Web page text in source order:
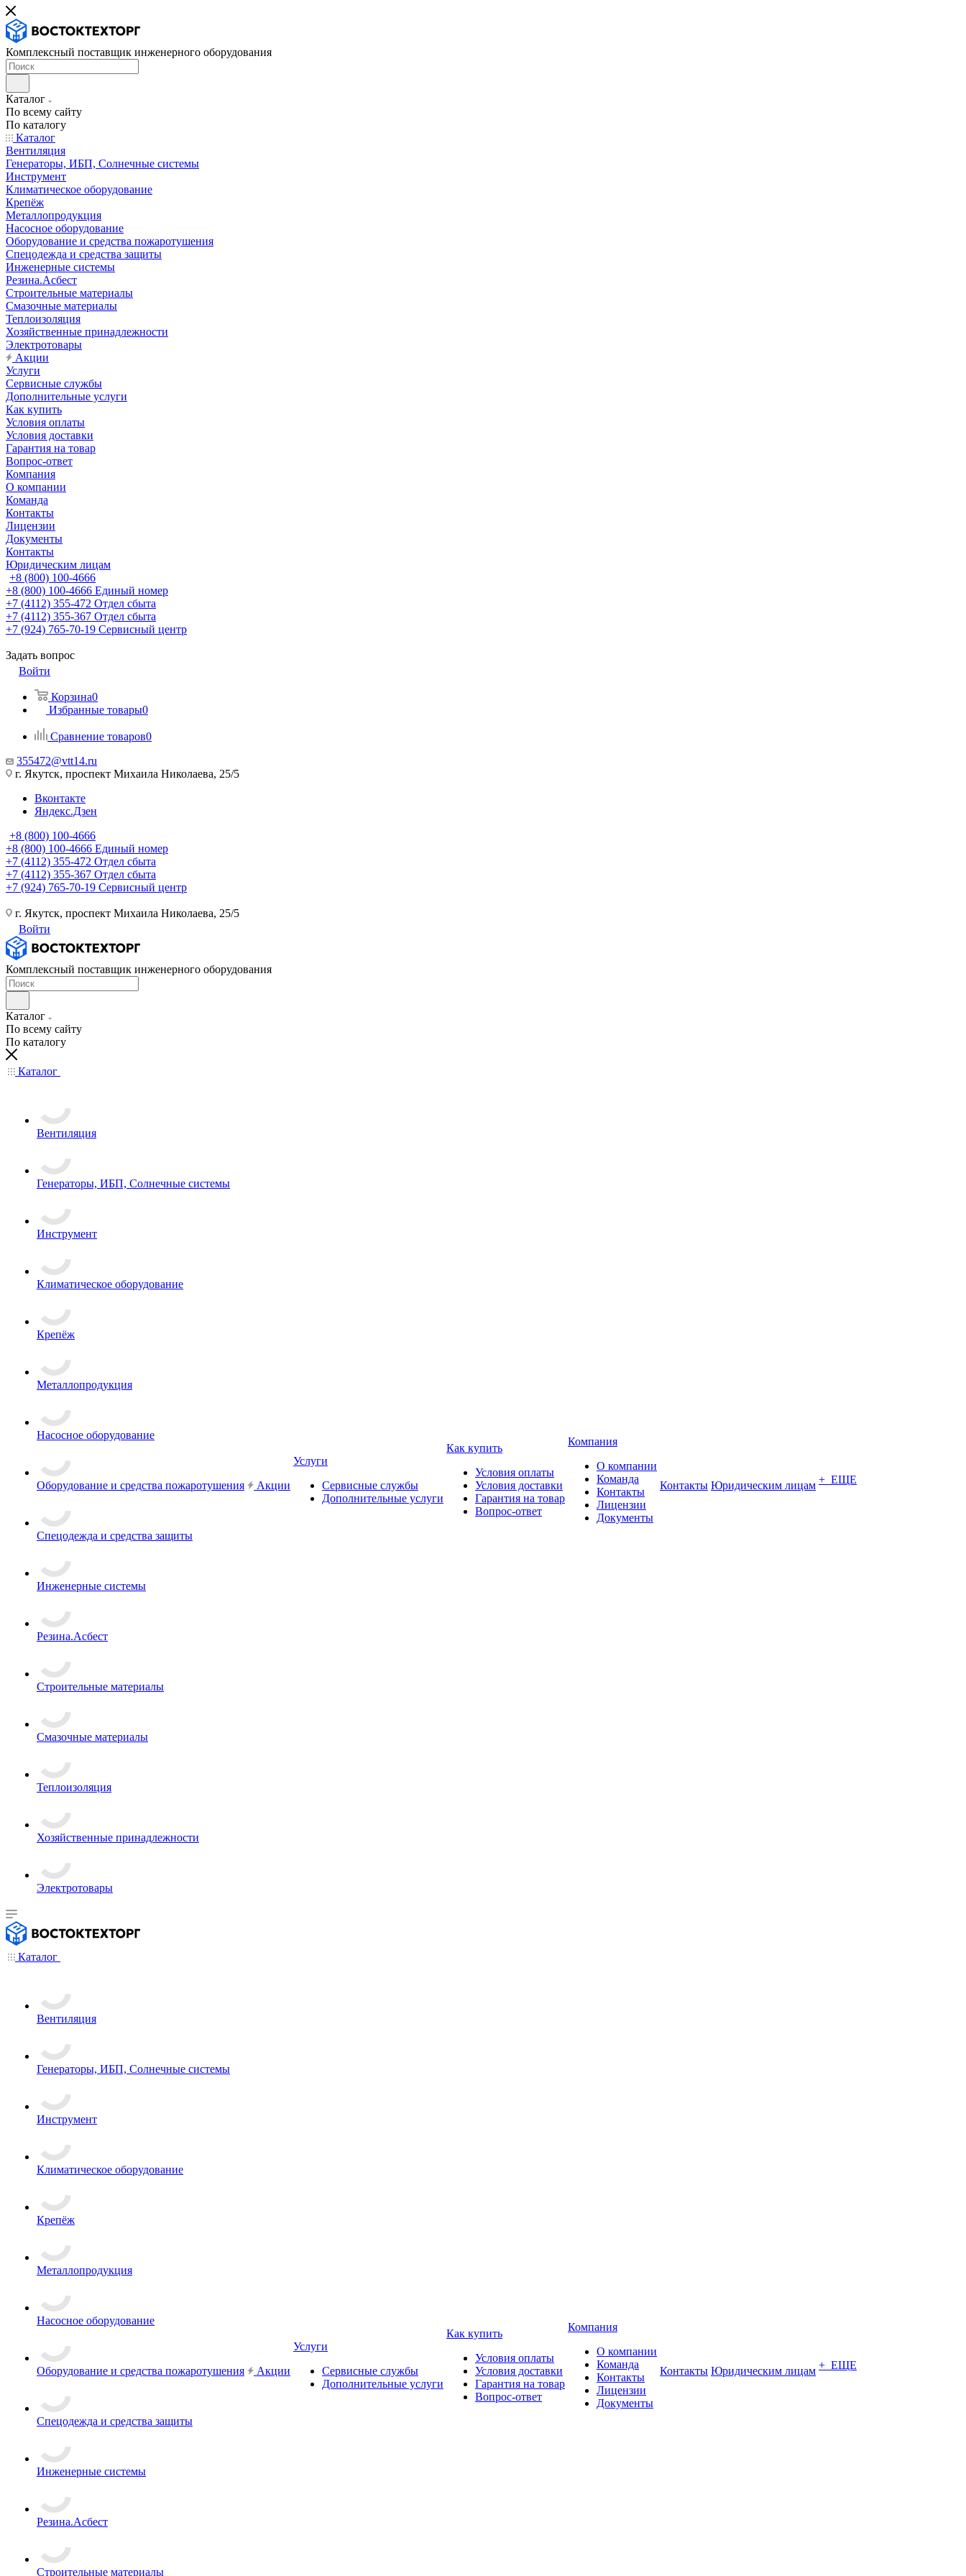
Комплексный поставщик инженерного оборудования
Каталог
По всему сайту
По каталогу
Каталог
Вентиляция
Генераторы, ИБП, Солнечные системы
Инструмент
Климатическое оборудование
Крепёж
Металлопродукция
Насосное оборудование
Оборудование и средства пожаротушения
Спецодежда и средства защиты
Инженерные системы
Резина.Асбест
Строительные материалы
Смазочные материалы
Теплоизоляция
Хозяйственные принадлежности
Электротовары
Акции
Услуги
Сервисные службы
Дополнительные услуги
Как купить
Условия оплаты
Условия доставки
Гарантия на товар
Вопрос-ответ
Компания
О компании
Команда
Контакты
Лицензии
Документы
Контакты
Юридическим лицам
+8 (800) 100-4666
+8 (800) 100-4666 Единый номер
+7 (4112) 355-472 Отдел сбыта
+7 (4112) 355-367 Отдел сбыта
+7 (924) 765-70-19 Сервисный центр
Задать вопрос
Войти
Корзина0
Избранные товары0
Сравнение товаров0
355472@vtt14.ru
г. Якутск, проспект Михаила Николаева, 25/5
Вконтакте
Яндекс.Дзен
+8 (800) 100-4666
+8 (800) 100-4666 Единый номер
+7 (4112) 355-472 Отдел сбыта
+7 (4112) 355-367 Отдел сбыта
+7 (924) 765-70-19 Сервисный центр
г. Якутск, проспект Михаила Николаева, 25/5
Войти
Комплексный поставщик инженерного оборудования
Каталог
По всему сайту
По каталогу
Каталог
Вентиляция
Генераторы, ИБП, Солнечные системы
Инструмент
Климатическое оборудование
Крепёж
Металлопродукция
Насосное оборудование
Оборудование и средства пожаротушения
Спецодежда и средства защиты
Инженерные системы
Резина.Асбест
Строительные материалы
Смазочные материалы
Теплоизоляция
Хозяйственные принадлежности
Электротовары
Акции
Услуги
Сервисные службы
Дополнительные услуги
Как купить
Условия оплаты
Условия доставки
Гарантия на товар
Вопрос-ответ
Компания
О компании
Команда
Контакты
Лицензии
Документы
Контакты Юридическим лицам + ЕЩЕ
Каталог
Вентиляция
Генераторы, ИБП, Солнечные системы
Инструмент
Климатическое оборудование
Крепёж
Металлопродукция
Насосное оборудование
Оборудование и средства пожаротушения
Спецодежда и средства защиты
Инженерные системы
Резина.Асбест
Строительные материалы
Акции
Услуги
Сервисные службы
Дополнительные услуги
Как купить
Условия оплаты
Условия доставки
Гарантия на товар
Вопрос-ответ
Компания
О компании
Команда
Контакты
Лицензии
Документы
Контакты Юридическим лицам + ЕЩЕ